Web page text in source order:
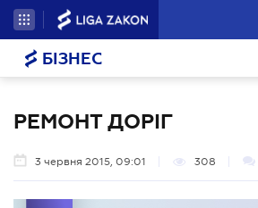
БІЗНЕС
РЕМОНТ ДОРІГ
3 червня 2015, 09:01 308